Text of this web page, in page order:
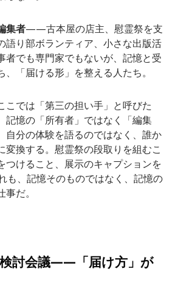
集者——古本屋の店主、慰霊祭を支
語り部ボランティア、小さな出版活
者でも専門家でもないが、記憶と受
「届ける形」を整える人たち。
こでは「第三の担い手」と呼びた
記憶の「所有者」ではなく「編集
自分の体験を語るのではなく、誰か
変換する。慰霊祭の段取りを組むこ
つけること、展示のキャプションを
、記憶そのものではなく、記憶の
だ。
討会議——「届け方」が